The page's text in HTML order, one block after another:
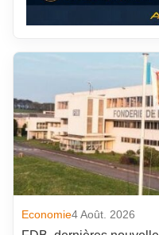
Economie4 Août. 2026